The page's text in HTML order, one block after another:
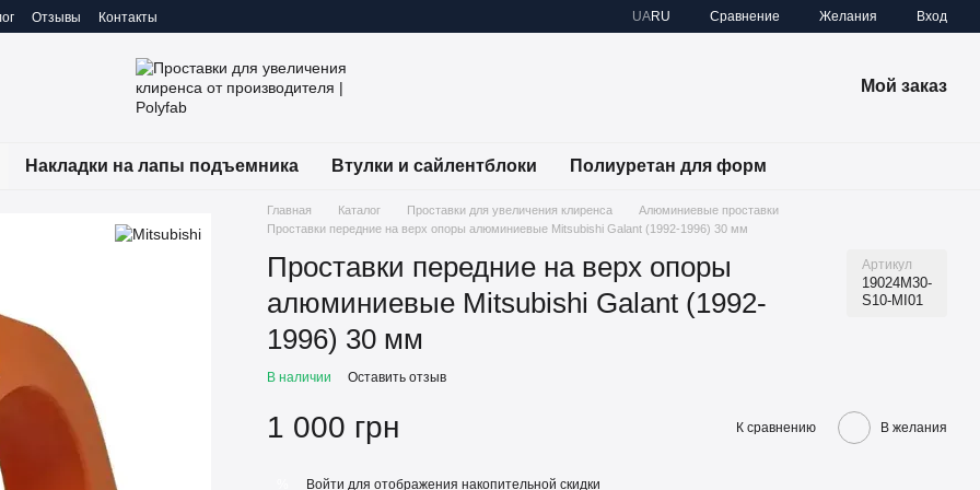
Отзывы Контакты UARU Сравнение Желания Вход
Мой заказ
Накладки на лапы подъемника Втулки и сайлентблоки Полиуретан для форм
Главная Каталог Проставки для увеличения клиренса
Алюминиевые проставки
Проставки передние на верх опоры алюминиевые Mitsubishi Galant (1992-1996) 30 мм
Проставки передние на верх опоры
алюминиевые Mitsubishi Galant (1992-
1996) 30 мм
Артикул
19024M30-
S10-MI01
В наличии Оставить отзыв
1 000 грн К сравнению В желания
Войти для отображения накопительной скидки